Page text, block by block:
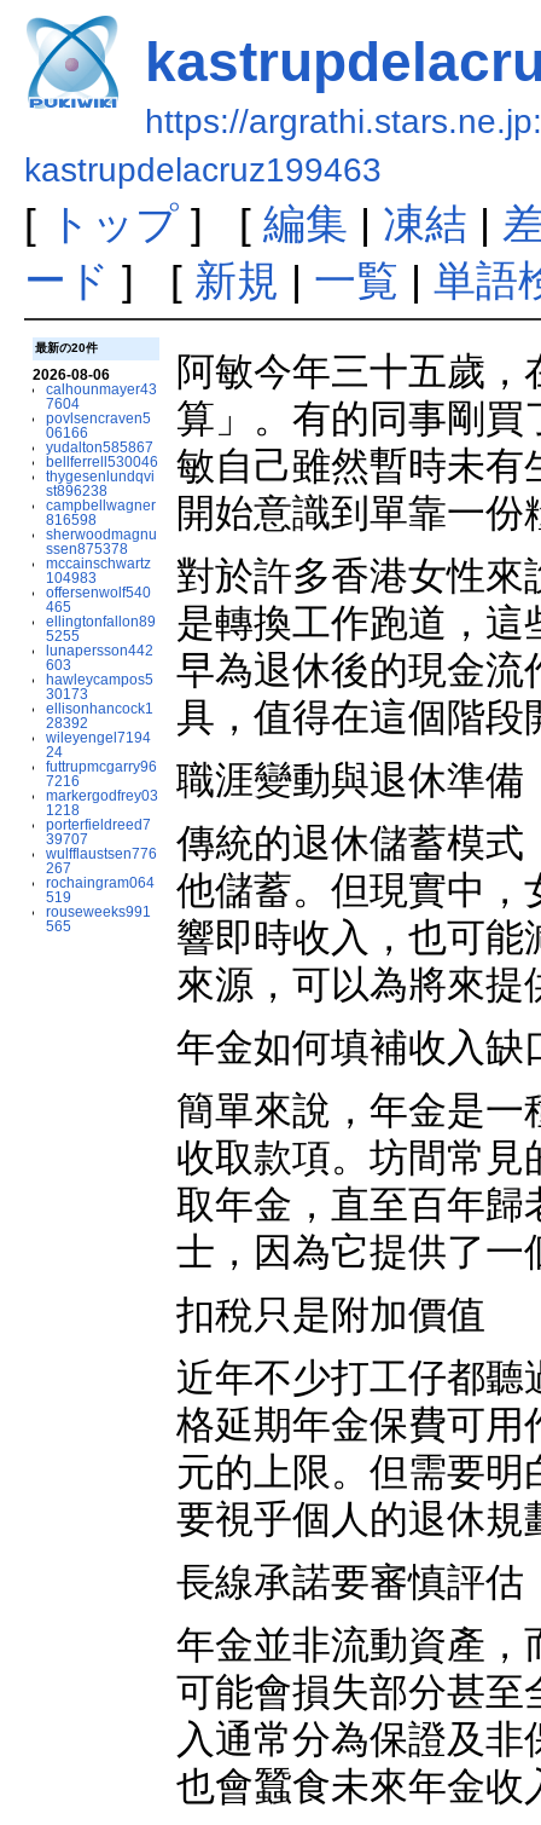
https://
kastrupdelacruz199463
[ トップ] [ 編集 | 凍結 |
ード ] [ 新規 | 一覧 | 単語
最新の20件
2026-08-06
calhounmayer43
7604
povlsencraven5
06166
yudalton585867
bellferrell530046
thygesenlundqvi
st896238
campbellwagner
816598
sherwoodmagnu
ssen875378
mccainschwartz
104983
offersenwolf540
465
ellingtonfallon89
5255
lunapersson442
603
hawleycampos5
30173
ellisonhancock1
28392
wileyengel7194
24
futtrupmcgarry96
7216
markergodfrey03
1218
porterfieldreed7
39707
wulfflaustsen776
267
rochaingram064
519
rouseweeks991
565
阿敏今年三十五歲
算」。有的同事剛
敏自己雖然暫時未有
開始意識到單靠一
對於許多香港女性來
是轉換工作跑道，
早為退休後的現金流
具，值得在這個階段
職涯變動與退休準備
傳統的退休儲蓄模式
他儲蓄。但現實中，
響即時收入，也可
來源，可以為將來提
年金如何填補收入缺
簡單來說，年金是
收取款項。坊間常
取年金，直至百年歸
士，因為它提供了一
扣稅只是附加價值
近年不少打工仔都
格延期年金保費可用
元的上限。但需要
要視乎個人的退休規
長線承諾要審慎評估
年金並非流動資產，
可能會損失部分甚至
入通常分為保證及
也會蠶食未來年金收